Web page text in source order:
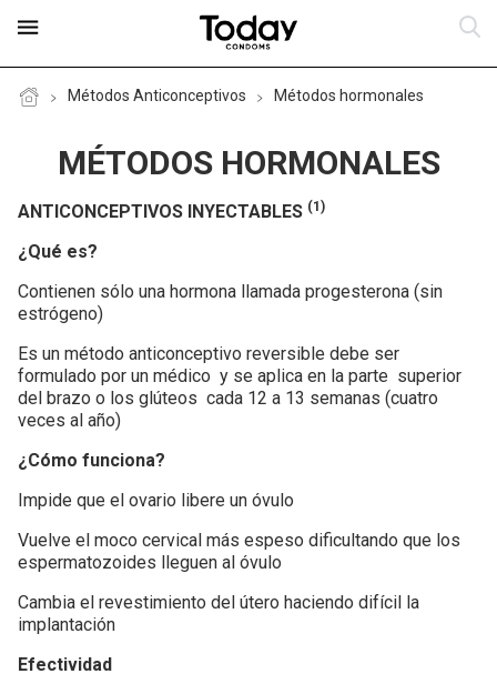
Productos
Today Condoms MIX X 4
Today Condoms Triple Pleasure
Today Condoms Punto G
Today Condoms Hot Sensation
Today Condoms Ultra Estimulante
El Condón
Razones para utilizar Today
Métodos naturales
Otros métodos
Comportamientos de riesgo
Embarazos no planeados
Estadísticas en Colombia sobre ITS
Infecciones de transmisión sexual (ITS)
Lo Que Siempre Has Querido Saber
Métodos Anticonceptivos Métodos hormonales
MÉTODOS HORMONALES
ANTICONCEPTIVOS INYECTABLES (1)
¿Qué es?
Contienen sólo una hormona llamada progesterona (sin
estrógeno)
Es un método anticonceptivo reversible debe ser
formulado por un médico y se aplica en la parte superior
del brazo o los glúteos cada 12 a 13 semanas (cuatro
veces al año)
¿Cómo funciona?
Impide que el ovario libere un óvulo
Vuelve el moco cervical más espeso dificultando que los
espermatozoides lleguen al óvulo
Cambia el revestimiento del útero haciendo difícil la
implantación
Efectividad